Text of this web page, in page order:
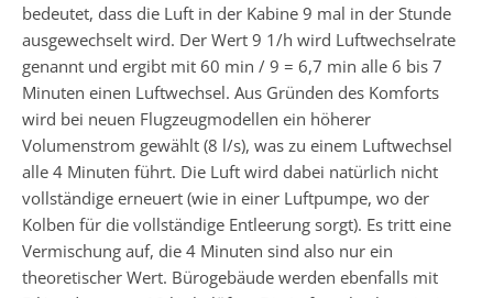
bedeutet, dass die Luft in der Kabine 9 mal in der Stunde
ausgewechselt wird. Der Wert 9 1/h wird Luftwechselrate
genannt und ergibt mit 60 min / 9 = 6,7 min alle 6 bis 7
Minuten einen Luftwechsel. Aus Gründen des Komforts
wird bei neuen Flugzeugmodellen ein höherer
Volumenstrom gewählt (8 l/s), was zu einem Luftwechsel
alle 4 Minuten führt. Die Luft wird dabei natürlich nicht
vollständige erneuert (wie in einer Luftpumpe, wo der
Kolben für die vollständige Entleerung sorgt). Es tritt eine
Vermischung auf, die 4 Minuten sind also nur ein
theoretischer Wert. Bürogebäude werden ebenfalls mit